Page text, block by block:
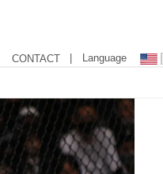
CONTACT | Language